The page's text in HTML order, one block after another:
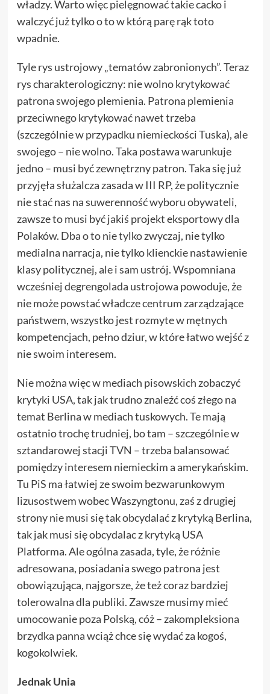
władzy. Warto więc pielęgnować takie cacko i
walczyć już tylko o to w którą parę rąk toto
wpadnie.
Tyle rys ustrojowy „tematów zabronionych”. Teraz
rys charakterologiczny: nie wolno krytykować
patrona swojego plemienia. Patrona plemienia
przeciwnego krytykować nawet trzeba
(szczególnie w przypadku niemieckości Tuska), ale
swojego – nie wolno. Taka postawa warunkuje
jedno – musi być zewnętrzny patron. Taka się już
przyjęła służalcza zasada w III RP, że politycznie
nie stać nas na suwerenność wyboru obywateli,
zawsze to musi być jakiś projekt eksportowy dla
Polaków. Dba o to nie tylko zwyczaj, nie tylko
medialna narracja, nie tylko klienckie nastawienie
klasy politycznej, ale i sam ustrój. Wspomniana
wcześniej degrengolada ustrojowa powoduje, że
nie może powstać władcze centrum zarządzające
państwem, wszystko jest rozmyte w mętnych
kompetencjach, pełno dziur, w które łatwo wejść z
nie swoim interesem.
Nie można więc w mediach pisowskich zobaczyć
krytyki USA, tak jak trudno znaleźć coś złego na
temat Berlina w mediach tuskowych. Te mają
ostatnio trochę trudniej, bo tam – szczególnie w
sztandarowej stacji TVN – trzeba balansować
pomiędzy interesem niemieckim a amerykańskim.
Tu PiS ma łatwiej ze swoim bezwarunkowym
lizusostwem wobec Waszyngtonu, zaś z drugiej
strony nie musi się tak obcydalać z krytyką Berlina,
tak jak musi się obcydalac z krytyką USA
Platforma. Ale ogólna zasada, tyle, że różnie
adresowana, posiadania swego patrona jest
obowiązująca, najgorsze, że też coraz bardziej
tolerowalna dla publiki. Zawsze musimy mieć
umocowanie poza Polską, cóż – zakompleksiona
brzydka panna wciąż chce się wydać za kogoś,
kogokolwiek.
Jednak Unia